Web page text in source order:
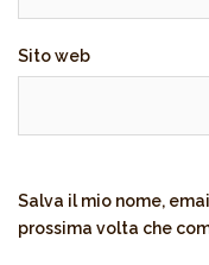
Sito web
Salva il mio nome,
prossima volta che